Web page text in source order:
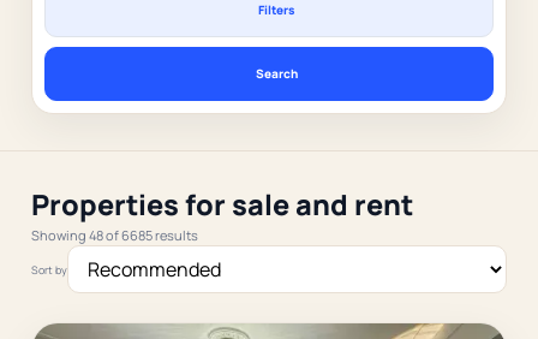
Filters
Search
Properties for sale and rent
Showing 48 of 6685 results
Sort by